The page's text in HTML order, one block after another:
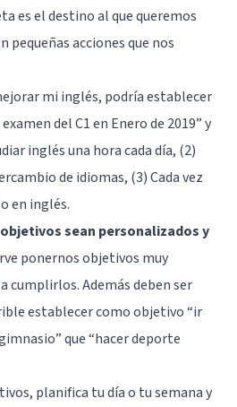
es el destino al que queremos
pequeñas acciones que nos
mi inglés, podría establecer
del C1 en Enero de 2019” y
inglés una hora cada día, (2)
de idiomas, (3) Cada vez
en inglés.
sean personalizados y
ponernos objetivos muy
cumplirlos. Además deben ser
establecer como objetivo “ir
que “hacer deporte
planifica tu día o tu semana y